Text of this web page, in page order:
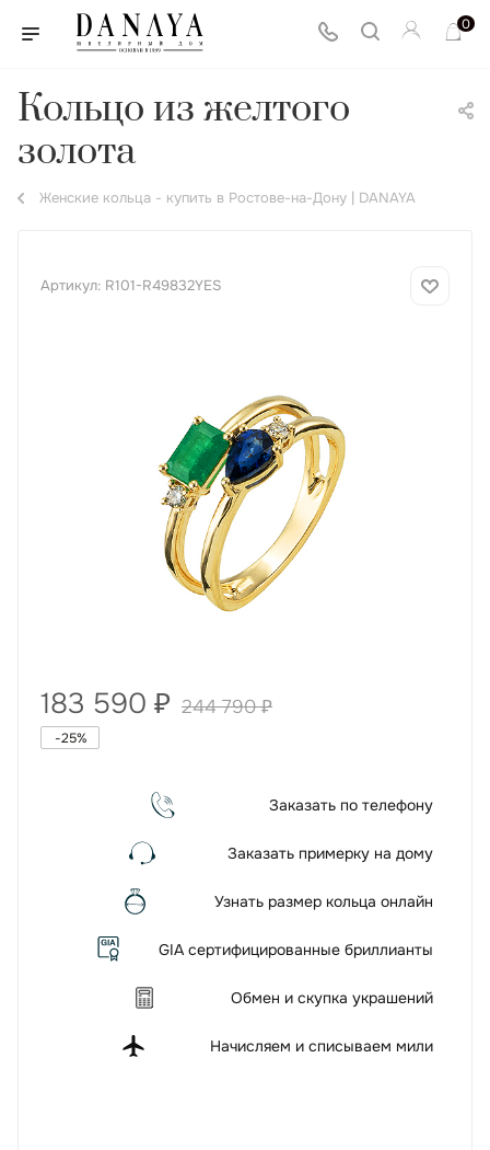
0
Кольцо из желтого
золота
Женские кольца - купить в Ростове-на-Дону | DANAYA
Артикул: R101-R49832YES
183 590 ₽ 244 790₽
-25%
Заказать по телефону
Заказать примерку на дому
Узнать размер кольца онлайн
GIA сертифицированные бриллианты
Обмен и скупка украшений
Начисляем и списываем мили